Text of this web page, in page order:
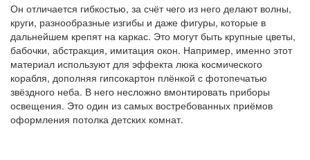
Он отличается гибкостью, за счёт чего из него делают волны,
круги, разнообразные изгибы и даже фигуры, которые в
дальнейшем крепят на каркас. Это могут быть крупные цветы,
бабочки, абстракция, имитация окон. Например, именно этот
материал используют для эффекта люка космического
корабля, дополняя гипсокартон плёнкой с фотопечатью
звёздного неба. В него несложно вмонтировать приборы
освещения. Это один из самых востребованных приёмов
оформления потолка детских комнат.